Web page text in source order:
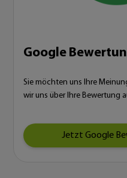
Google
Sie möchten uns Ihre Meinung sagen?
wir uns über Ihre Bewertung
Jetzt Google